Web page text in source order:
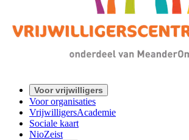
Voor vrijwilligers
Voor organisaties
VrijwilligersAcademie
Sociale kaart
NioZeist